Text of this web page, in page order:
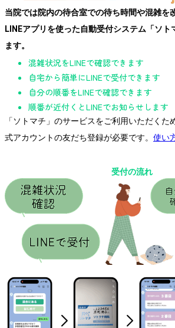
当院では院内の待合室での待ち時間や混雑を
LINEアプリを使った自動受付システム「ソト
ます。
混雑状況をLINEで確認できます
自宅から簡単にLINEで受付できます
自分の順番をLINEで確認できます
順番が近付くとLINEでお知らせします
「ソトマチ」のサービスをご利用いただくた
式アカウントの友だち登録が必要です。 使い
受付の流れ